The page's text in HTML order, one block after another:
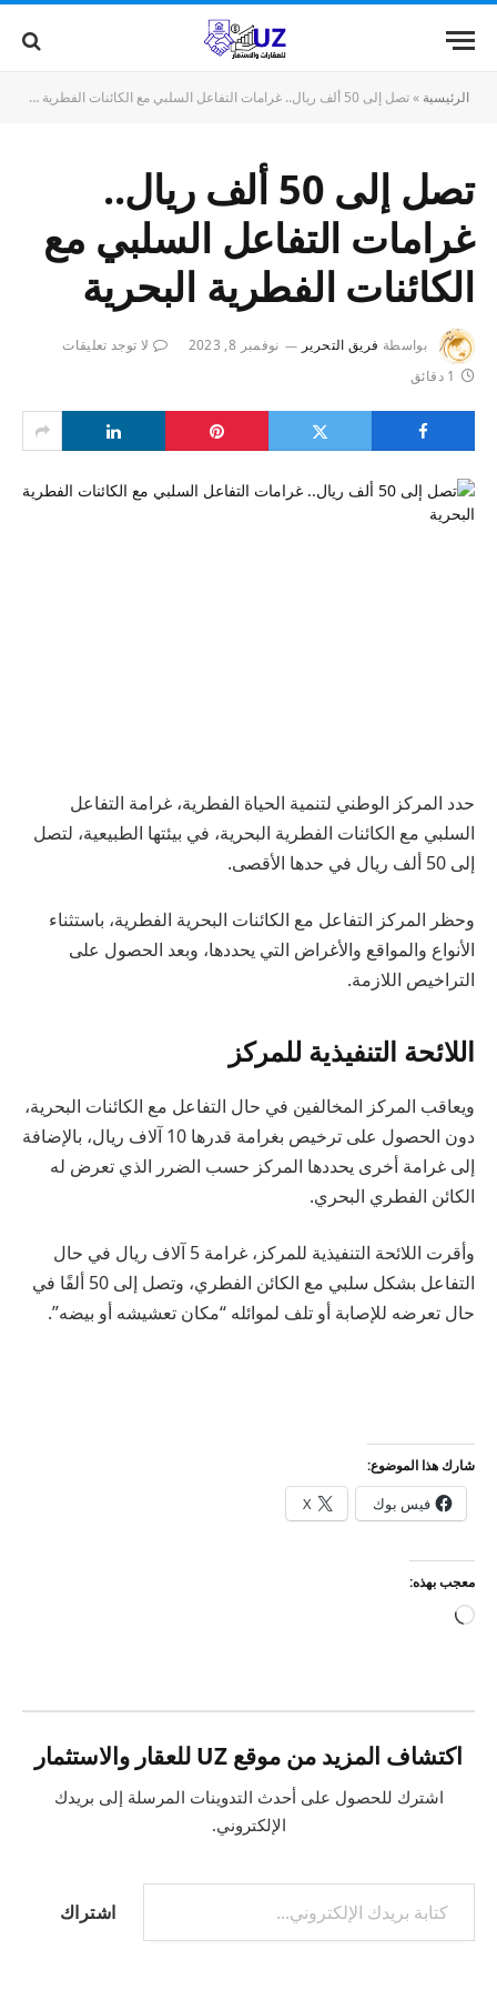
الرئيسية »تصل إلى 50 ألف ريال.. غرامات التفاعل السلبي مع الكائنات الفطرية البحرية
تصل إلى 50 ألف ريال..
غرامات التفاعل السلبي مع
الكائنات الفطرية البحرية
بواسطة فريق التحرير نوفمبر 8, 2023
لا توجد تعليقات
1 دقائق
حدد المركز الوطني لتنمية الحياة الفطرية، غرامة التفاعل
السلبي مع الكائنات الفطرية البحرية، في بيئتها الطبيعية، لتصل
إلى 50 ألف ريال في حدها الأقصى.
وحظر المركز التفاعل مع الكائنات البحرية الفطرية، باستثناء
الأنواع والمواقع والأغراض التي يحددها، وبعد الحصول على
التراخيص اللازمة.
اللائحة التنفيذية للمركز
ويعاقب المركز المخالفين في حال التفاعل مع الكائنات البحرية،
دون الحصول على ترخيص بغرامة قدرها 10 آلاف ريال، بالإضافة
إلى غرامة أخرى يحددها المركز حسب الضرر الذي تعرض له
الكائن الفطري البحري.
وأقرت اللائحة التنفيذية للمركز، غرامة 5 آلاف ريال في حال
التفاعل بشكل سلبي مع الكائن الفطري، وتصل إلى 50 ألفًا في
حال تعرضه للإصابة أو تلف لموائله “مكان تعشيشه أو بيضه”.
شارك هذا الموضوع:
فيس بوك X
معجب بهذه:
جاري
اكتشاف المزيد من موقع UZ للعقار والاستثمار
اشترك للحصول على أحدث التدوينات المرسلة إلى بريدك
الإلكتروني.
كتابة بريدك الإلكتروني...
اشتراك